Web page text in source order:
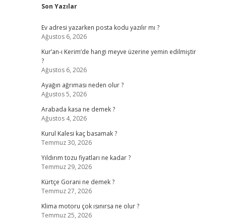
Sidebar
Son Yazılar
Ev adresi yazarken posta kodu yazılır mı ?
Ağustos 6, 2026
Kur’an-ı Kerim’de hangi meyve üzerine yemin edilmiştir
?
Ağustos 6, 2026
Ayağın ağrıması neden olur ?
Ağustos 5, 2026
Arabada kasa ne demek ?
Ağustos 4, 2026
Kurul Kalesi kaç basamak ?
Temmuz 30, 2026
Yıldırım tozu fiyatları ne kadar ?
Temmuz 29, 2026
Kürtçe Gorani ne demek ?
Temmuz 27, 2026
Klima motoru çok ısınırsa ne olur ?
Temmuz 25, 2026